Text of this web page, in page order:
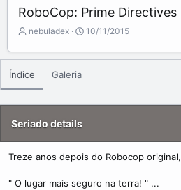
RoboCop: Prime Directives
A
d
d
b
y
nebuladex
C
e
e
d
e
10/11/2015
Índice Galeria
Seriado details
Treze anos depois do Robocop
" O lugar mais seguro na terra! " ...